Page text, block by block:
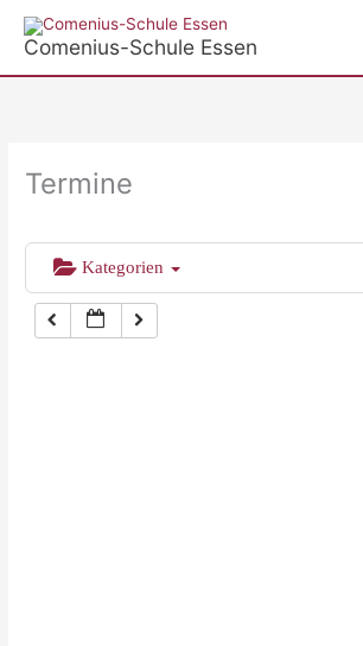
InhaltComenius-Schule Essen
Termine
Kategorien